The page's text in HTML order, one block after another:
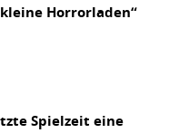
Horrorladen“
Spielzeit eine